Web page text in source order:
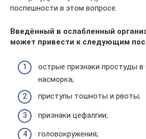
поспешности в этом вопросе.
Введённый в ослабленный
может привести к следующим
острые признаки простуды в
насморка;
приступы тошноты и рвоты;
признаки цефалгии;
головокружения;